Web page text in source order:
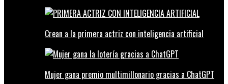
Crean a la primera actriz con inteligencia artificial
Mujer gana premio multimillonario gracias a ChatGPT